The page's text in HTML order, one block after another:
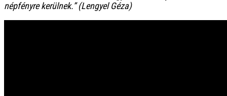
népfényre kerülnek.” (Lengyel Géza)